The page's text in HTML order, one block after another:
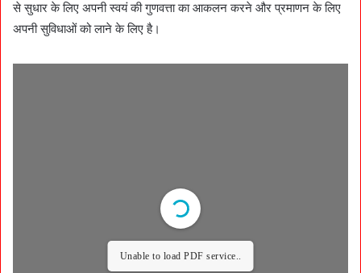
से सुधार के लिए अपनी स्वयं की गुणवत्ता का आकलन करने और प्रमाणन के लिए
अपनी सुविधाओं को लाने के लिए है।
Unable to load PDF service..